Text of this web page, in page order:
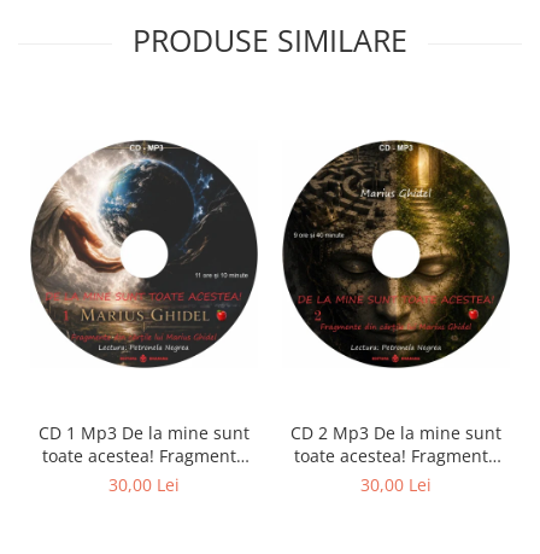
PRODUSE SIMILARE
CD 1 Mp3 De la mine sunt
toate acestea! Fragmente
din cărțile lui Marius Ghidel
30,00 Lei
CD 2 Mp3 De la mine sunt
toate acestea! Fragmente
din cărțile lui Marius Ghidel
30,00 Lei